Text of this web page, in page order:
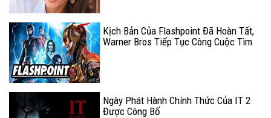
Kịch Bản Của Flashpoint Đã Hoàn Tất,
Warner Bros Tiếp Tục Công Cuộc Tìm
Ngày Phát Hành Chính Thức Của IT 2
Được Công Bố